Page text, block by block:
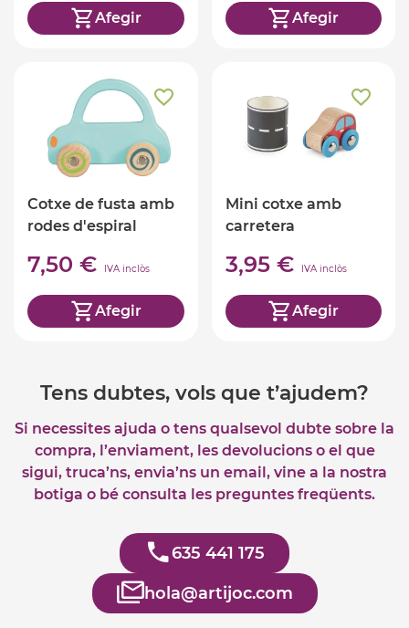
Afegir Afegir
Cotxe de fusta amb
rodes d'espiral
7,50 € IVA inclòs
Afegir
Mini cotxe amb
carretera
3,95 € IVA inclòs
Afegir
Tens dubtes, vols que t’ajudem?
Si necessites ajuda o tens qualsevol dubte sobre la
compra, l’enviament, les devolucions o el que
sigui, truca’ns, envia’ns un email, vine a la nostra
botiga o bé consulta les preguntes freqüents.
635 441 175
hola@artijoc.com